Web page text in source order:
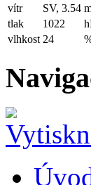
vítr SV, 3.54
tlak
1022
vlhkost 24